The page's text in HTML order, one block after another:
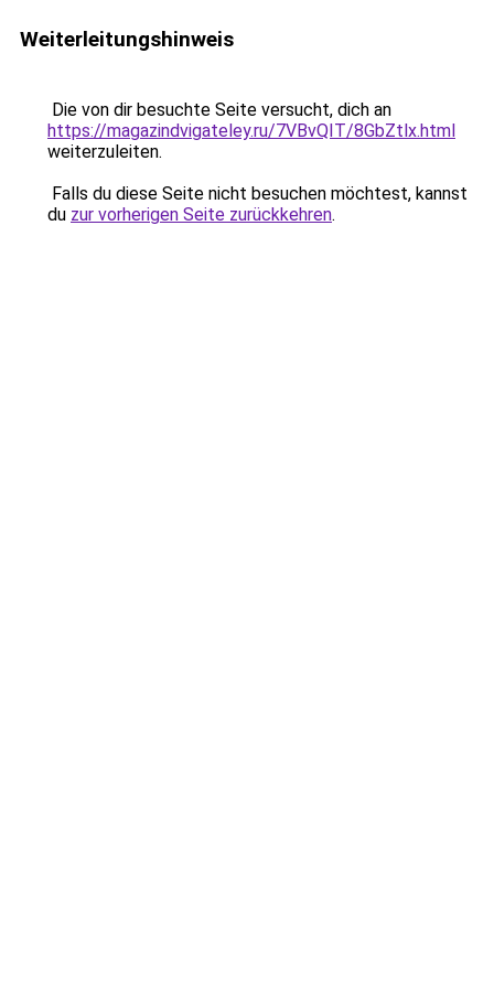
Weiterleitungshinweis
Die von dir besuchte Seite versucht, dich an
https://magazindvigateley.ru/7VBvQIT/8GbZtlx.html
weiterzuleiten.
Falls du diese Seite nicht besuchen möchtest, kannst
du zur vorherigen Seite zurückkehren.